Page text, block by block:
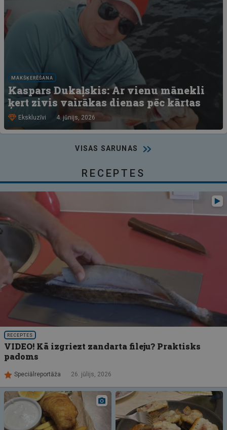
MAKŠĶERĒŠANA
Kaspars Dukaļskis: Ar vienu mānekli
ķert zivis vairākas dienas pēc kārtas
Ekskluzīvi 4. jūnijs, 2026
VISAS SARUNAS
RECEPTES
RECEPTES
VIDEO! Kā izgriezt zandarta fileju? Praktisks
padoms
Speciālreportāža 26. jūlijs, 2026